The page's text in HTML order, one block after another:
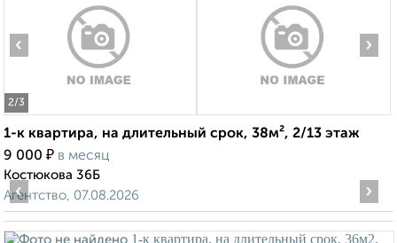
2/3
‹ ›
1-к квартира, на длительный срок, 38м², 2/13 этаж
9 000 ₽ в месяц
Костюкова 36Б
Агентство, 07.08.2026
‹ ›